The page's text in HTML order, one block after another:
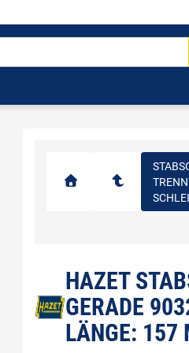
HAZET
GERADE
LÄNGE: 157